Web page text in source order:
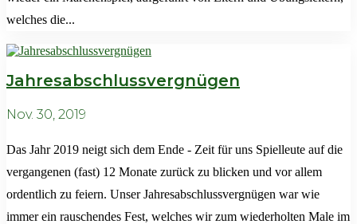
welches die...
Jahresabschlussvergnügen
Nov. 30, 2019
Das Jahr 2019 neigt sich dem Ende - Zeit für uns Spielleute auf die
vergangenen (fast) 12 Monate zurück zu blicken und vor allem
ordentlich zu feiern. Unser Jahresabschlussvergnügen war wie
immer ein rauschendes Fest, welches wir zum wiederholten Male im